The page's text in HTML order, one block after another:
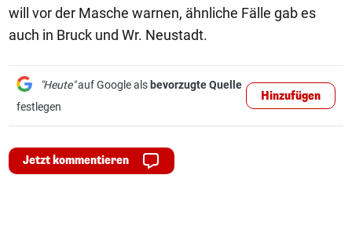
will vor der Masche warnen, ähnliche Fälle gab es
auch in Bruck und Wr. Neustadt.
"Heute"auf Google als bevorzugte Quelle
festlegen
Hinzufügen
Jetzt kommentieren